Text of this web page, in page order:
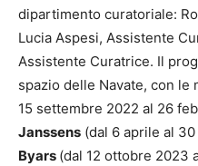
dipartimento curatoriale:
Lucia Aspesi, Assistente
Assistente Curatrice. Il
spazio delle Navate, con le
15 settembre 2022 al 26
Janssens (dal 6 aprile al
Byars (dal 12 ottobre 2023